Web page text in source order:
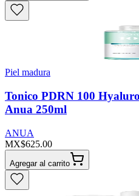
Piel madura
Tonico PDRN 100
Anua 250ml
ANUA
MX$625.00
Agregar al carrito